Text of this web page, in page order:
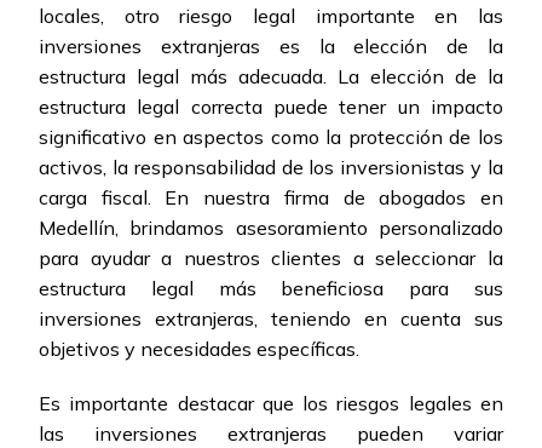
locales, otro riesgo legal importante en las
inversiones extranjeras es la elección de la
estructura legal más adecuada. La elección de la
estructura legal correcta puede tener un impacto
significativo en aspectos como la protección de los
activos, la responsabilidad de los inversionistas y la
carga fiscal. En nuestra firma de abogados en
Medellín, brindamos asesoramiento personalizado
para ayudar a nuestros clientes a seleccionar la
estructura legal más beneficiosa para sus
inversiones extranjeras, teniendo en cuenta sus
objetivos y necesidades específicas.
Es importante destacar que los riesgos legales en
las inversiones extranjeras pueden variar